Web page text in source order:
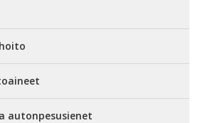
autonpesusienet